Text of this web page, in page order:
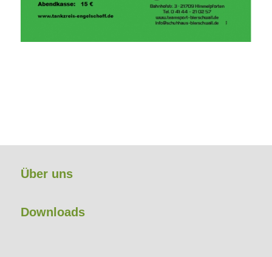
Über uns
Downloads